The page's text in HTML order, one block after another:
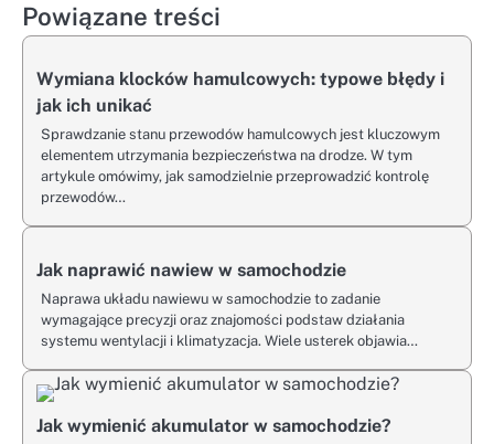
Powiązane treści
Wymiana klocków hamulcowych: typowe błędy i
jak ich unikać
Sprawdzanie stanu przewodów hamulcowych jest kluczowym
elementem utrzymania bezpieczeństwa na drodze. W tym
artykule omówimy, jak samodzielnie przeprowadzić kontrolę
przewodów…
Jak naprawić nawiew w samochodzie
Naprawa układu nawiewu w samochodzie to zadanie
wymagające precyzji oraz znajomości podstaw działania
systemu wentylacji i klimatyzacja. Wiele usterek objawia…
Jak wymienić akumulator w samochodzie?